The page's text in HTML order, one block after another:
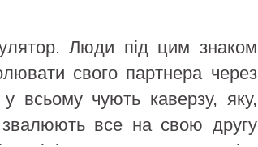
Люди під цим знаком
свого партнера через
всьому чують каверзу, яку,
все на свою другу